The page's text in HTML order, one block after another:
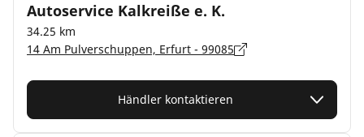
Autoservice Kalkreiße e. K.
34.25 km
14 Am Pulverschuppen, Erfurt - 99085
Händler kontaktieren